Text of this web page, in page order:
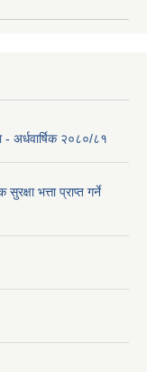
- अर्धवार्षिक २०८०/८१
भत्ता प्राप्त गर्ने